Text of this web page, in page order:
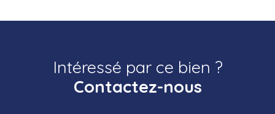
Intéressé par ce bien ?
Contactez-nous